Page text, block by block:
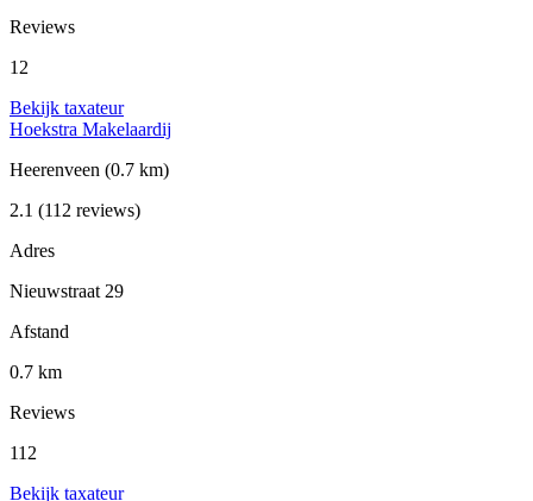
Reviews
12
Bekijk taxateur
Hoekstra Makelaardij
Heerenveen (0.7 km)
2.1 (112 reviews)
Adres
Nieuwstraat 29
Afstand
0.7 km
Reviews
112
Bekijk taxateur